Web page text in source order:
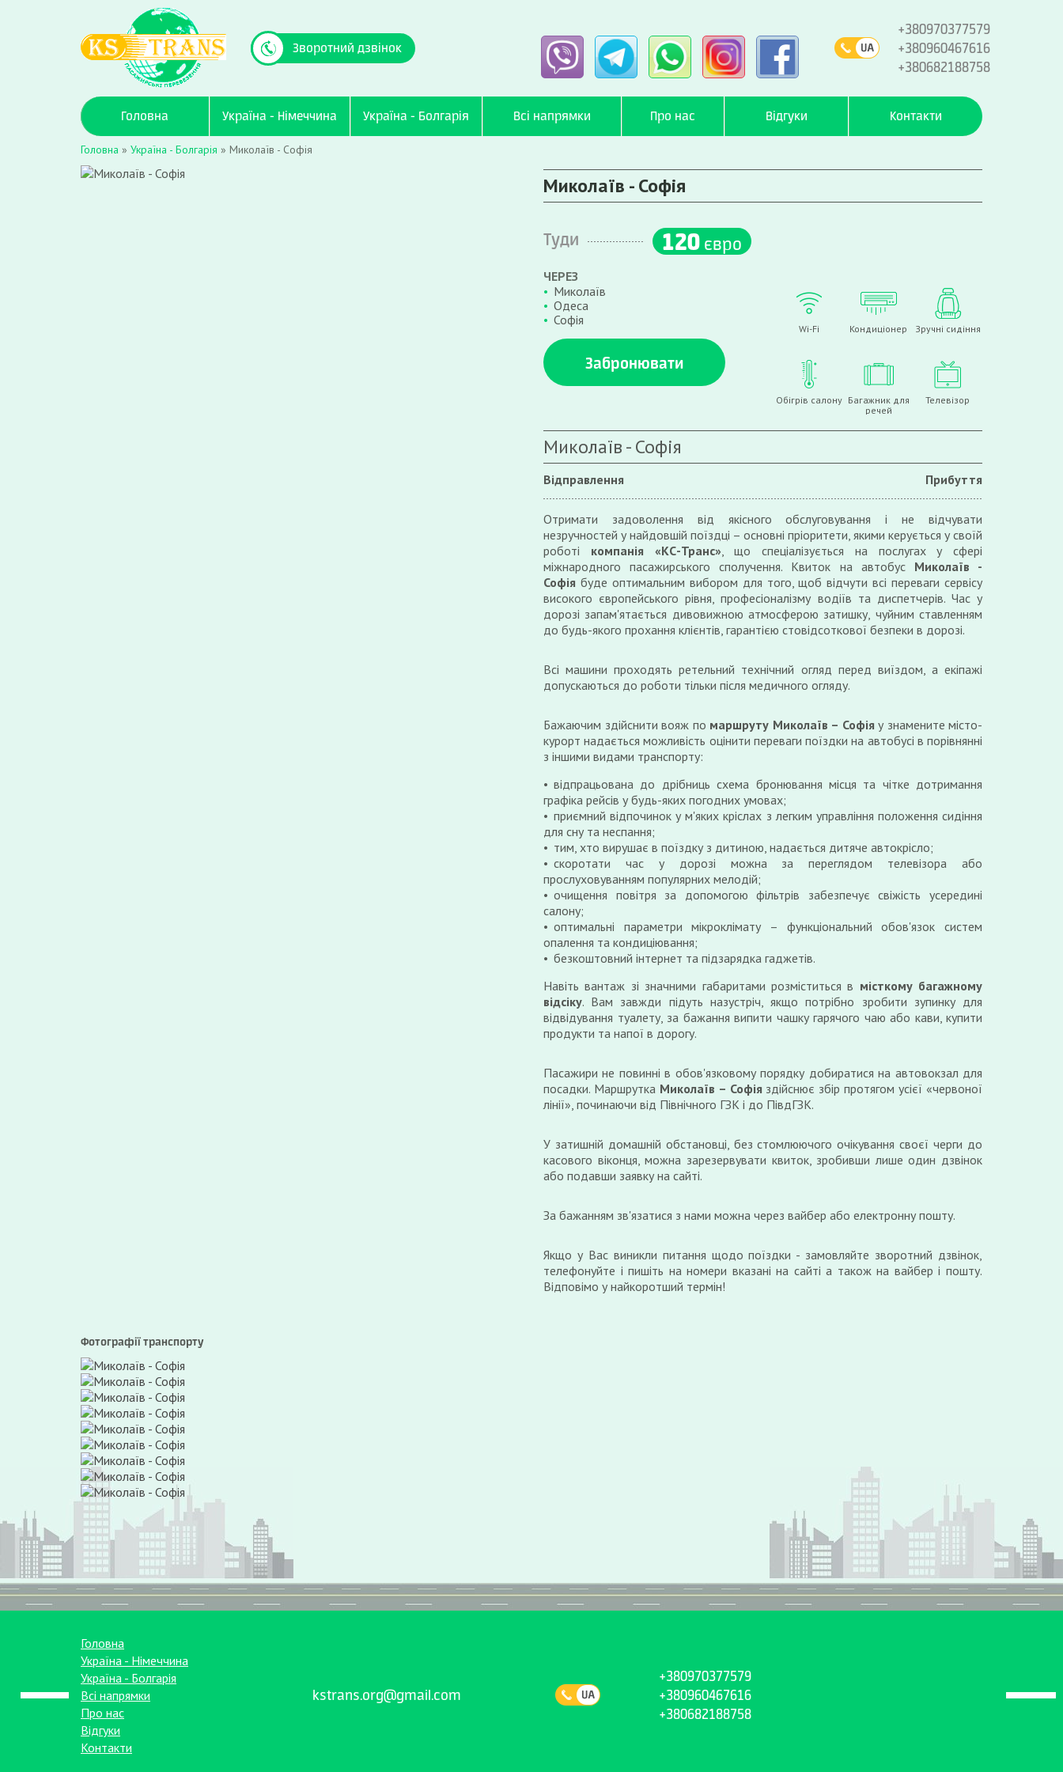
Зворотний дзвінок
+380970377579
+380960467616
+380682188758
Головна Україна - Німеччина Україна - Болгарія Всі напрямки Про нас Відгуки Контакти
Головна » Україна - Болгарія » Миколаїв - Софія
Миколаїв - Софія
Туди 120євро
ЧЕРЕЗ
Миколаїв
Одеса
Софія
Забронювати
Wi-Fi Кондиціонер Зручні сидіння
Обігрів салону Багажник для
речей
Телевізор
Миколаїв - Софія
Відправлення Прибуття
Отримати задоволення від якісного обслуговування і не відчувати
незручностей у найдовшій поїздці – основні пріоритети, якими керується у своїй
роботі компанія «КС-Транс», що спеціалізується на послугах у сфері
міжнародного пасажирського сполучення. Квиток на автобус Миколаїв -
Софія буде оптимальним вибором для того, щоб відчути всі переваги сервісу
високого європейського рівня, професіоналізму водіїв та диспетчерів. Час у
дорозі запам'ятається дивовижною атмосферою затишку, чуйним ставленням
до будь-якого прохання клієнтів, гарантією стовідсоткової безпеки в дорозі.
Всі машини проходять ретельний технічний огляд перед виїздом, а екіпажі
допускаються до роботи тільки після медичного огляду.
Бажаючим здійснити вояж по маршруту Миколаїв – Софія у знамените місто-
курорт надається можливість оцінити переваги поїздки на автобусі в порівнянні
з іншими видами транспорту:
відпрацьована до дрібниць схема бронювання місця та чітке дотримання
графіка рейсів у будь-яких погодних умовах;
приємний відпочинок у м'яких кріслах з легким управління положення сидіння
для сну та неспання;
тим, хто вирушає в поїздку з дитиною, надається дитяче автокрісло;
скоротати час у дорозі можна за переглядом телевізора або
прослуховуванням популярних мелодій;
очищення повітря за допомогою фільтрів забезпечує свіжість усередині
салону;
оптимальні параметри мікроклімату – функціональний обов'язок систем
опалення та кондиціювання;
безкоштовний інтернет та підзарядка гаджетів.
Навіть вантаж зі значними габаритами розміститься в місткому багажному
відсіку. Вам завжди підуть назустріч, якщо потрібно зробити зупинку для
відвідування туалету, за бажання випити чашку гарячого чаю або кави, купити
продукти та напої в дорогу.
Пасажири не повинні в обов'язковому порядку добиратися на автовокзал для
посадки. МаршруткаМиколаїв – Софія здійснює збір протягом усієї «червоної
лінії», починаючи від Північного ГЗК і до ПівдГЗК.
У затишній домашній обстановці, без стомлюючого очікування своєї черги до
касового віконця, можна зарезервувати квиток, зробивши лише один дзвінок
або подавши заявку на сайті.
За бажанням зв'язатися з нами можна через вайбер або електронну пошту.
Якщо у Вас виникли питання щодо поїздки - замовляйте зворотний дзвінок,
телефонуйте і пишіть на номери вказані на сайті а також на вайбер і пошту.
Відповімо у найкоротший термін!
Фотографії транспорту
Головна
Україна - Німеччина
Україна - Болгарія
Всі напрямки
Про нас
Відгуки
Контакти
kstrans.org@gmail.com
+380970377579
+380960467616
+380682188758